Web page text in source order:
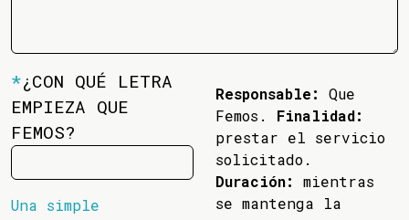
*¿CON QUÉ LETRA
EMPIEZA QUE
FEMOS?
Una simple
Responsable:
Que
Femos. Finalidad:
prestar el servicio
solicitado.
Duración:
mientras
se mantenga la